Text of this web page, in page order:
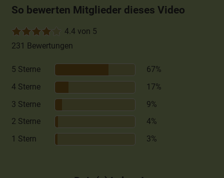
So bewerten Mitglieder dieses Video
4.4 von 5
231 Bewertungen
5 Sterne
67%
4 Sterne
17%
3 Sterne
9%
2 Sterne
4%
1 Stern
3%